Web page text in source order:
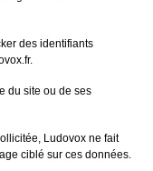
des identifiants
du site ou de ses
Ludovox ne fait
ciblé sur ces données.
- Ciao
80%
- Ciao